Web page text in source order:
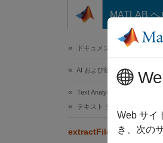
コンテンツへスキップ
MATLAB
ドキュメンテーションのホー
AI および統計
Text Analytics Toolbox
テキスト データの準備
extractFileText
Web サイ
き、次の